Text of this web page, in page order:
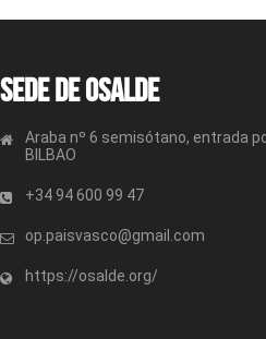
Sede de OSALDE
Araba nº 6 semisótano, entrada
BILBAO
+34 94 600 99 47
op.paisvasco@gmail.com
https://osalde.org/